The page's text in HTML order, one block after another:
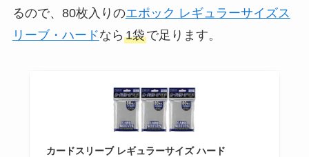
るので、80枚入りのエポック レギュラーサイズス
リーブ・ハードなら 1袋で足ります。
カードスリーブ レギュラーサイズ ハード